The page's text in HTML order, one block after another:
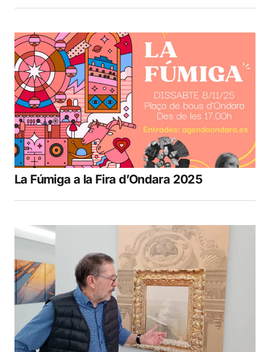
La Fúmiga a la Fira d’Ondara 2025